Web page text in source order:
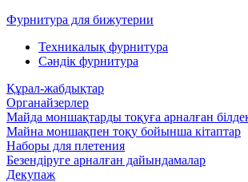
Фурнитура для бижутерии
Техникалық фурнитура
Сәндік фурнитура
Құрал-жабдықтар
Органайзерлер
Майда моншақтарды тоқуға арналған
Майна моншақпен тоқу бойынша кітаптар
Наборы для плетения
Безендіруге арналған дайындамалар
Декупаж